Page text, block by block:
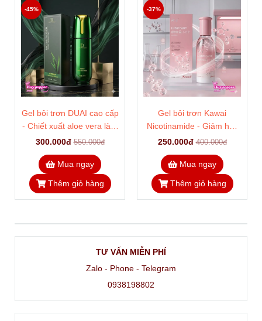
Gel bôi trơn DUAI cao cấp
- Chiết xuất aloe vera làm
mát, chống đau rát
300.000đ 550.000đ
-45%
Mua ngay
Thêm giỏ hàng
Gel bôi trơn Kawai
Nicotinamide - Giảm hắc
sắc tố, nuôi dưỡng sáng
250.000đ 400.000đ
-37%
Mua ngay
Thêm giỏ hàng
TƯ VẤN MIỄN PHÍ
Zalo - Phone - Telegram
0938198802